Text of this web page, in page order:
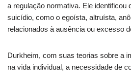
a regulação normativa. Ele identificou
suicídio, como o egoísta, altruísta,
relacionados à ausência ou excesso
Durkheim, com suas teorias sobre a
na vida individual, a necessidade de